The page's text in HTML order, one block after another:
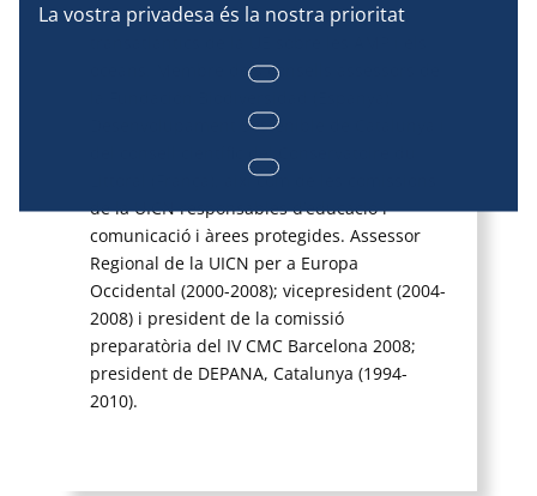
asiàtic com a coordinadora de projectes
oceans. Membre dels consells assessors de
Desenvolupament Sostenible de Catalunya i
Littoral (França), així com de les comissions
de la UICN responsables d’educació i
comunicació i àrees protegides. Assessor
Regional de la UICN per a Europa
Occidental (2000-2008); vicepresident (2004-
2008) i president de la comissió
preparatòria del IV CMC Barcelona 2008;
president de DEPANA, Catalunya (1994-
2010).